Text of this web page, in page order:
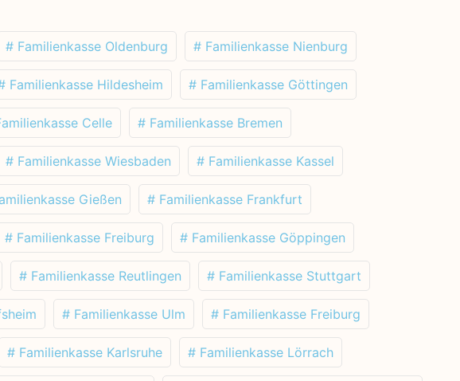
# Familienkasse Oldenburg # Familienkasse Nienburg
Familienkasse Hildesheim # Familienkasse Göttingen
Celle # Familienkasse Bremen
# Familienkasse Wiesbaden # Familienkasse Kassel
Gießen # Familienkasse Frankfurt
# Familienkasse Freiburg # Familienkasse Göppingen
# Familienkasse Reutlingen # Familienkasse Stuttgart
# Familienkasse Ulm # Familienkasse Freiburg
# Familienkasse Karlsruhe # Familienkasse Lörrach